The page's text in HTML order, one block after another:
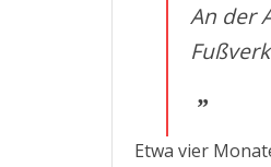
An der
Etwa vier